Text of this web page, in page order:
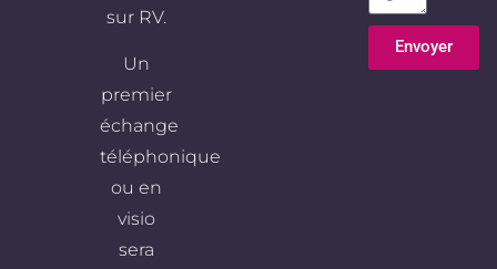
sur RV.
Un
premier
échange
téléphonique
ou en
visio
sera
Envoyer